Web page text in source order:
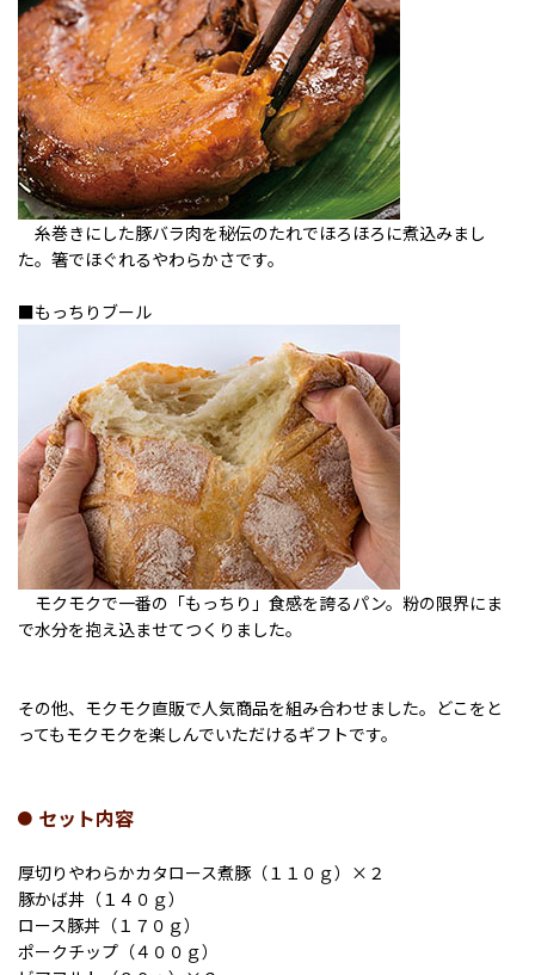
糸巻きにした豚バラ肉を秘伝のたれでほろほろに煮込みまし
た。箸でほぐれるやわらかさです。
■もっちりブール
モクモクで一番の「もっちり」食感を誇るパン。粉の限界にま
で水分を抱え込ませてつくりました。
その他、モクモク直販で人気商品を組み合わせました。どこをと
ってもモクモクを楽しんでいただけるギフトです。
セット内容
厚切りやわらかカタロース煮豚（１１０ｇ）×２
豚かば丼（１４０ｇ）
ロース豚丼（１７０ｇ）
ポークチップ（４００ｇ）